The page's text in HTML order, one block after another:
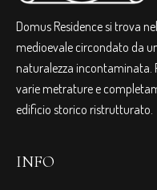
Domus Residence si trova
medioevale circondato da
naturalezza incontaminata.
varie metrature e
edificio storico ristrutturato.
INFO